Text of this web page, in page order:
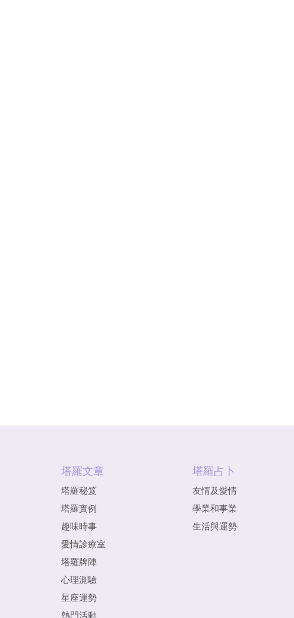
塔羅文章
塔羅秘笈
塔羅實例
趣味時事
愛情診療室
塔羅牌陣
心理測驗
星座運勢
熱門活動
塔羅占卜
友情及愛情
學業和事業
生活與運勢